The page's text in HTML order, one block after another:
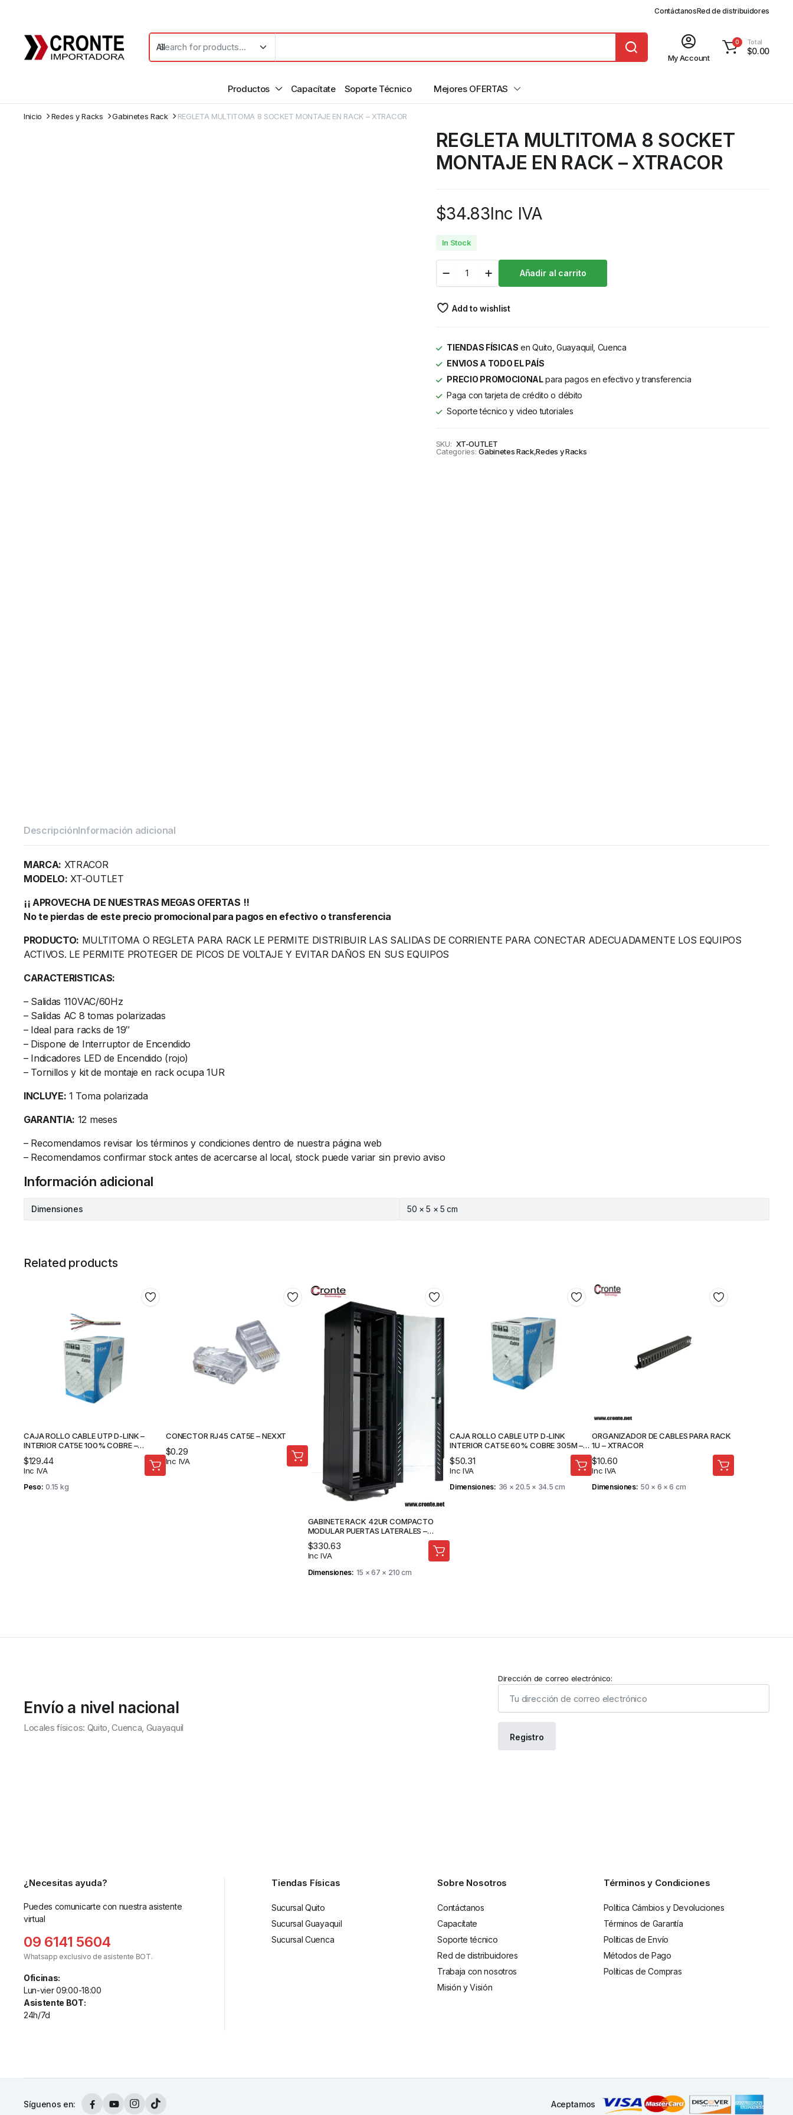
ContáctanosRed de distribuidores
My Account
0 Total
$0.00
Productos Capacítate Soporte Técnico Mejores OFERTAS
Inicio Redes y Racks Gabinetes Rack REGLETA MULTITOMA 8 SOCKET MONTAJE EN RACK – XTRACOR
REGLETA MULTITOMA 8 SOCKET
MONTAJE EN RACK – XTRACOR
$34.83Inc IVA
In Stock
Añadir al carrito
Add to wishlist
TIENDAS FÍSICAS en Quito, Guayaquil, Cuenca
ENVIOS A TODO EL PAÍS
PRECIO PROMOCIONALpara pagos en efectivo y transferencia
Paga con tarjeta de crédito o débito
Soporte técnico y video tutoriales
SKU: XT-OUTLET
Categories: Gabinetes Rack,Redes y Racks
DescripciónInformación adicional
MARCA: XTRACOR
MODELO: XT-OUTLET
¡¡ APROVECHA DE NUESTRAS MEGAS OFERTAS !!
No te pierdas de este precio promocional para pagos en efectivo o transferencia
PRODUCTO: MULTITOMA O REGLETA PARA RACK LE PERMITE DISTRIBUIR LAS SALIDAS DE CORRIENTE PARA CONECTAR ADECUADAMENTE LOS EQUIPOS
ACTIVOS. LE PERMITE PROTEGER DE PICOS DE VOLTAJE Y EVITAR DAÑOS EN SUS EQUIPOS
CARACTERISTICAS:
– Salidas 110VAC/60Hz
– Salidas AC 8 tomas polarizadas
– Ideal para racks de 19″
– Dispone de Interruptor de Encendido
– Indicadores LED de Encendido (rojo)
– Tornillos y kit de montaje en rack ocupa 1UR
INCLUYE: 1 Toma polarizada
GARANTIA: 12 meses
– Recomendamos revisar los términos y condiciones dentro de nuestra página web
– Recomendamos confirmar stock antes de acercarse al local, stock puede variar sin previo aviso
Información adicional
Dimensiones 50 × 5 × 5 cm
Related products
CAJA ROLLO CABLE UTP D-LINK –
INTERIOR CAT5E 100% COBRE –
CAMARAS DE SEGURIDAD
$129.44
Inc IVA
Peso 0.15 kg
CONECTOR RJ45 CAT5E – NEXXT
$0.29
Inc IVA
GABINETE RACK 42UR COMPACTO
MODULAR PUERTAS LATERALES –
XTRACOR
$330.63
Inc IVA
Dimensiones 15 × 67 × 210 cm
CAJA ROLLO CABLE UTP D-LINK
INTERIOR CAT5E 60% COBRE 305M –
CAMARAS DE SEGURIDAD
$50.31
Inc IVA
Dimensiones 36 × 20.5 × 34.5 cm
ORGANIZADOR DE CABLES PARA RACK
1U – XTRACOR
$10.60
Inc IVA
Dimensiones 50 × 6 × 6 cm
Envío a nivel nacional
Locales físicos: Quito, Cuenca, Guayaquil
Dirección de correo electrónico:
¿Necesitas ayuda?
Puedes comunicarte con nuestra asistente
virtual
09 6141 5604
Whatsapp exclusivo de asistente BOT.
Oficinas:
Lun-vier 09:00-18:00
Asistente BOT:
24h/7d
Tiendas Físicas
Sucursal Quito
Sucursal Guayaquil
Sucursal Cuenca
Sobre Nosotros
Contáctanos
Capacítate
Soporte técnico
Red de distribuidores
Trabaja con nosotros
Misión y Visión
Términos y Condiciones
Política Cámbios y Devoluciones
Términos de Garantía
Políticas de Envío
Métodos de Pago
Políticas de Compras
Síguenos en: Aceptamos